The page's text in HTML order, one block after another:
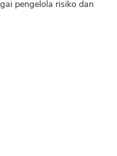
pengelola risiko dan